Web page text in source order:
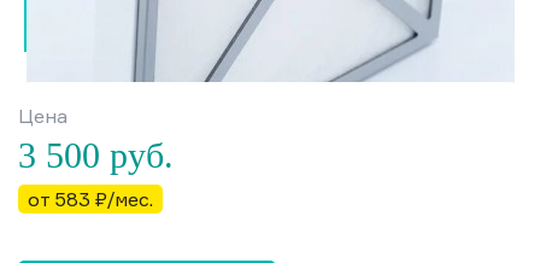
Цена
3 500 руб.
от 583 ₽/мес.